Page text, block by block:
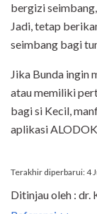
bergizi
Jadi, tetap
seimbang bagi
Jika Bunda ingin
atau memiliki
bagi si Kecil,
aplikasi
Terakhir diperbarui: 4